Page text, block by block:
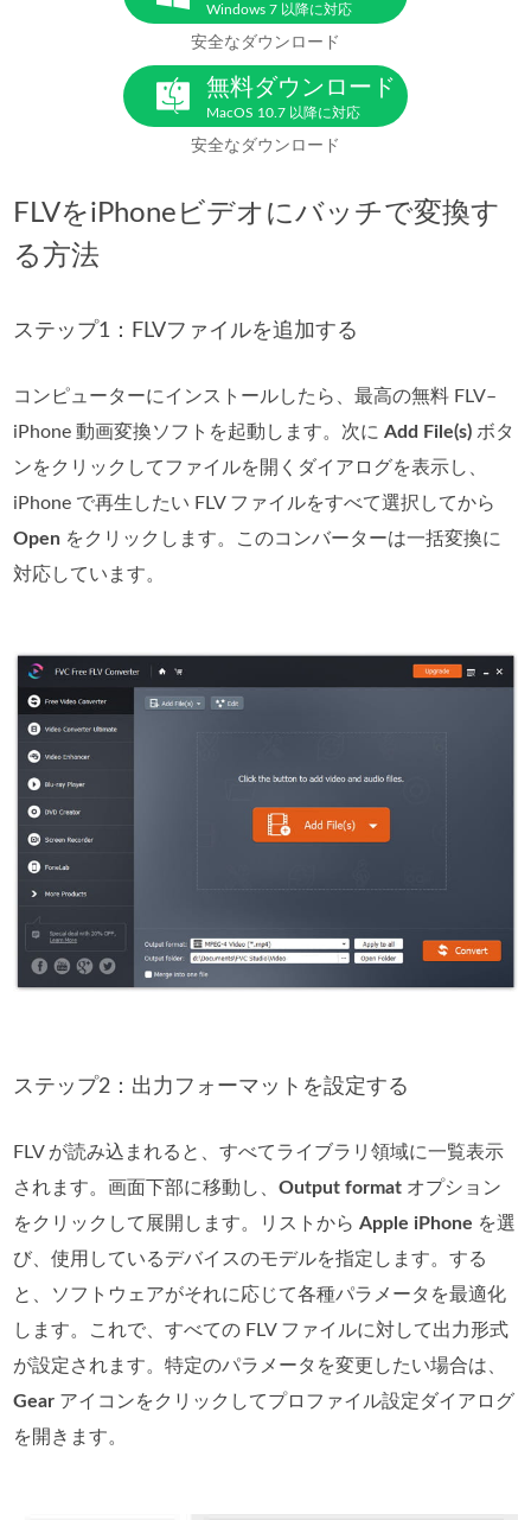
Windows 7 以降に対応
安全なダウンロード
無料ダウンロード
MacOS 10.7 以降に対応
安全なダウンロード
FLVをiPhoneビデオにバッチで変換す
る方法
ステップ1：FLVファイルを追加する
コンピューターにインストールしたら、最高の無料 FLV–
iPhone 動画変換ソフトを起動します。次にAdd File(s) ボタ
ンをクリックしてファイルを開くダイアログを表示し、
iPhone で再生したい FLV ファイルをすべて選択してから
Open をクリックします。このコンバーターは一括変換に
対応しています。
ステップ2：出力フォーマットを設定する
FLV が読み込まれると、すべてライブラリ領域に一覧表示
されます。画面下部に移動し、Output format オプション
をクリックして展開します。リストからApple iPhone を選
び、使用しているデバイスのモデルを指定します。する
と、ソフトウェアがそれに応じて各種パラメータを最適化
します。これで、すべての FLV ファイルに対して出力形式
が設定されます。特定のパラメータを変更したい場合は、
Gear アイコンをクリックしてプロファイル設定ダイアログ
を開きます。